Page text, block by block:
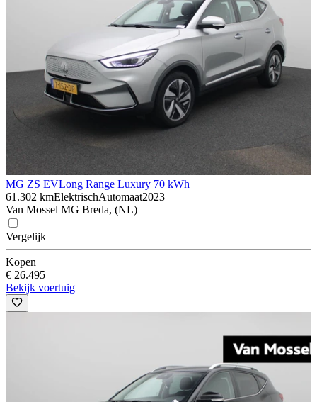
MG ZS EVLong Range Luxury 70 kWh
61.302 kmElektrischAutomaat2023
Van Mossel MG Breda, (NL)
Vergelijk
Kopen
€ 26.495
Bekijk voertuig